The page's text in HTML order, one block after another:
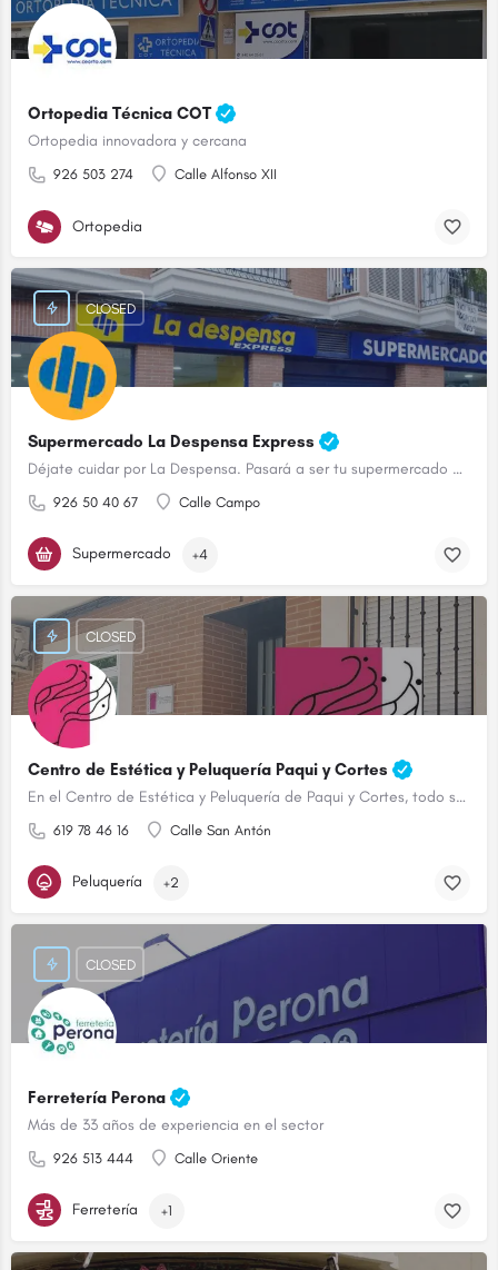
Ortopedia Técnica COT
Ortopedia innovadora y cercana
926 503 274 Calle Alfonso XII
Ortopedia
Supermercado La Despensa Express
Déjate cuidar por La Despensa. Pasará a ser tu supermercado de confianza.
926 50 40 67 Calle Campo
CLOSED
Supermercado +4
Centro de Estética y Peluquería Paqui y Cortes
En el Centro de Estética y Peluquería de Paqui y Cortes, todo son ventajas.
619 78 46 16 Calle San Antón
CLOSED
Peluquería +2
Ferretería Perona
Más de 33 años de experiencia en el sector
926 513 444 Calle Oriente
CLOSED
Ferretería +1